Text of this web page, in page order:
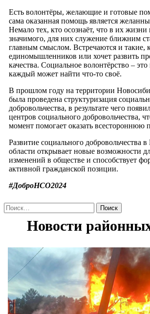
Есть волонтёры, желающие и готовые
сама оказанная помощь является
Немало тех, кто осознаёт, что в их жизни
значимого, для них служение ближним
главным смыслом. Встречаются и такие,
единомышленников или хочет развить
качества. Социальное волонтёрство –
каждый может найти что-то своё.
В прошлом году на территории
была проведена структуризация
добровольчества, в результате чего
центров социального добровольчества,
момент помогает оказать всестороннюю
Развитие социального добровольчества
области открывает новые возможности
изменений в обществе и способствует
активной гражданской позиции.
#ДоброНСО2024
Найти: